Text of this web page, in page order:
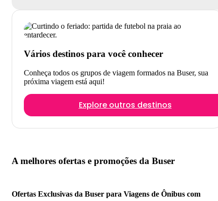
Vários destinos para você conhecer
Conheça todos os grupos de viagem formados na Buser, sua
próxima viagem está aqui!
Explore outros destinos
A melhores ofertas e promoções da Buser
Ofertas Exclusivas da Buser para Viagens de Ônibus com